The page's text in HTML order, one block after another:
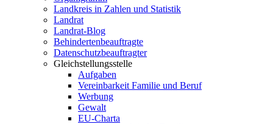
Landkreis in Zahlen und Statistik
Landrat
Landrat-Blog
Behindertenbeauftragte
Datenschutzbeauftragter
Gleichstellungsstelle
Aufgaben
Vereinbarkeit Familie und Beruf
Werbung
Gewalt
EU-Charta